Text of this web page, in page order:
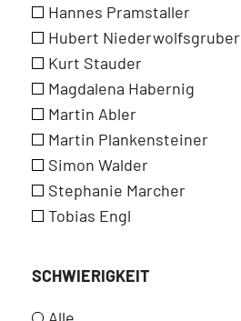
Hannes Pramstaller
Hubert Niederwolfsgruber
Kurt Stauder
Magdalena Habernig
Martin Abler
Martin Plankensteiner
Simon Walder
Stephanie Marcher
Tobias Engl
SCHWIERIGKEIT